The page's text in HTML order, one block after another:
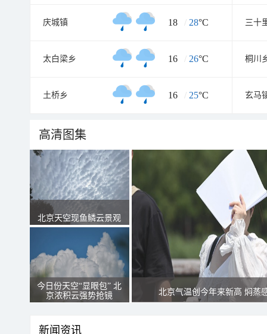
庆城镇 18 / 28°C 三十
太白梁乡 16 / 26°C 桐川
土桥乡 16 / 25°C 玄马
高清图集
北京天空现鱼鳞云景观
今日份天空“显眼包” 北
京浓积云强势抢镜
北京气温创今年来新高 焖蒸
新闻资讯